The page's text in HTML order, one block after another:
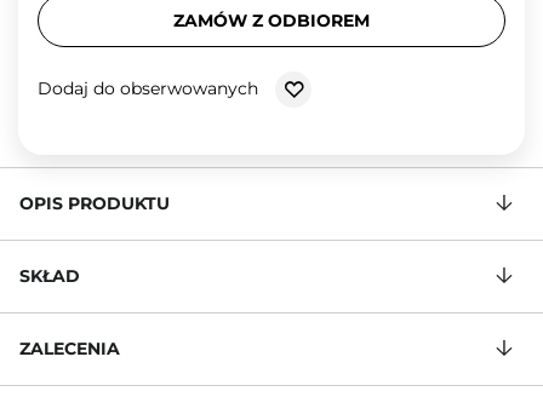
ZAMÓW Z ODBIOREM
Dodaj do obserwowanych
OPIS PRODUKTU
SKŁAD
ZALECENIA